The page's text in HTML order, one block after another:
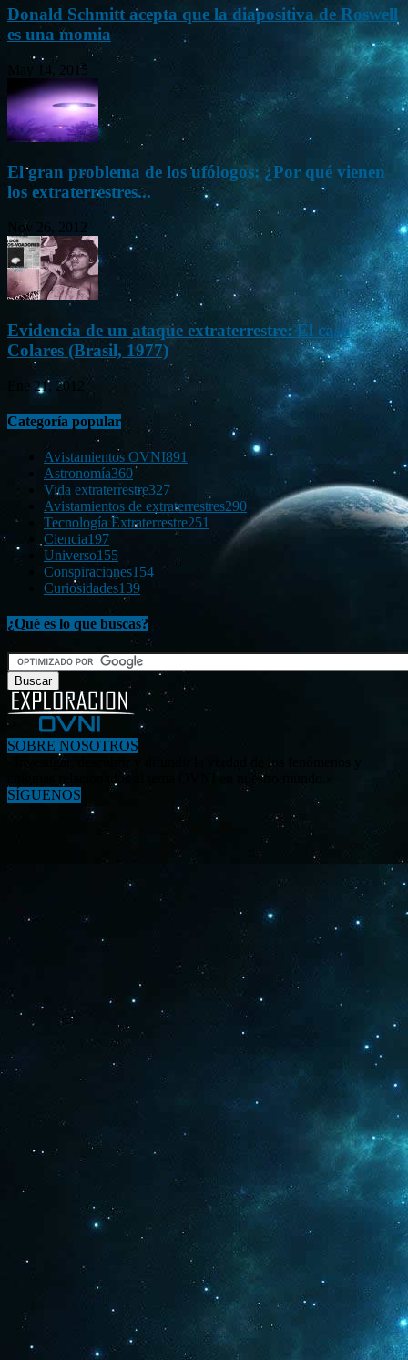
Donald Schmitt acepta que la diapositiva de Roswell
es una momia
May 14, 2015
El gran problema de los ufólogos: ¿Por qué vienen
los extraterrestres...
Nov 26, 2012
Evidencia de un ataque extraterrestre: El caso
Colares (Brasil, 1977)
Ene 21, 2012
Categoría popular
Avistamientos OVNI891
Astronomía360
Vida extraterrestre327
Avistamientos de extraterrestres290
Tecnología Extraterrestre251
Ciencia197
Universo155
Conspiraciones154
Curiosidades139
¿Qué es lo que buscas?
SOBRE NOSOTROS
«Investigar, descubrir y difundir la verdad de los fenómenos y
enigmas relacionados al tema OVNI en nuestro mundo.»
SÍGUENOS